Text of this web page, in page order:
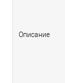
Описание